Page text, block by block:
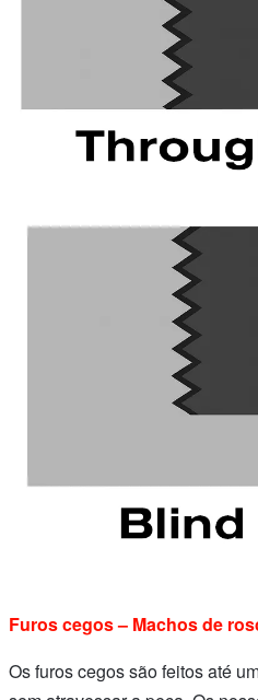
Furos cegos – Machos de
Os furos cegos são feitos até